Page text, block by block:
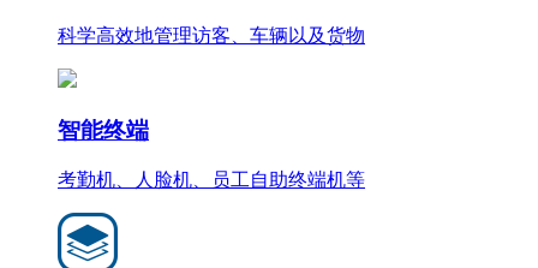
科学高效地管理访客、车辆以及货物
智能终端
考勤机、人脸机、员工自助终端机等